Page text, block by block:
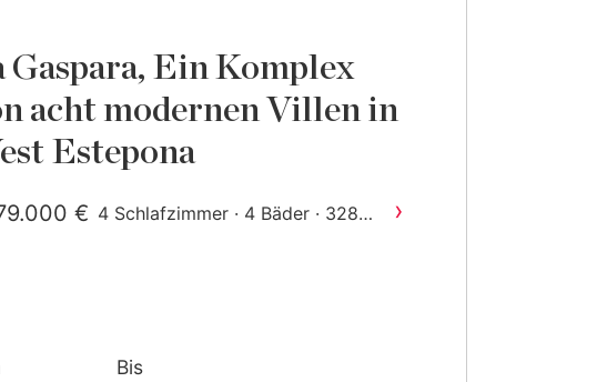
Gaspara, Ein Komplex
acht modernen Villen in
Estepona
€ 4 Schlafzimmer · 4 Bäder · 328
›
Bis